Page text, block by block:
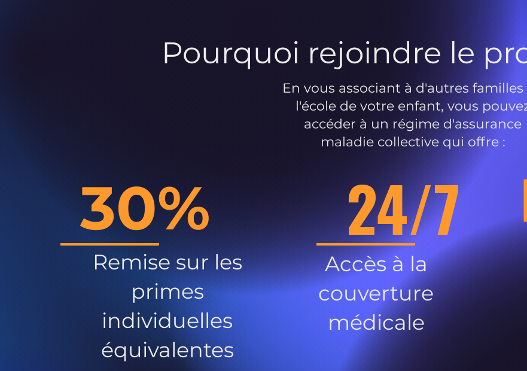
Pourquoi rejoindre le
En vous associant à d'autres familles
l'école de votre enfant, vous
accéder à un régime d'assurance
maladie collective qui offre :
30%
Remise sur les
primes
individuelles
équivalentes
24/7
Accès à la
couverture
médicale